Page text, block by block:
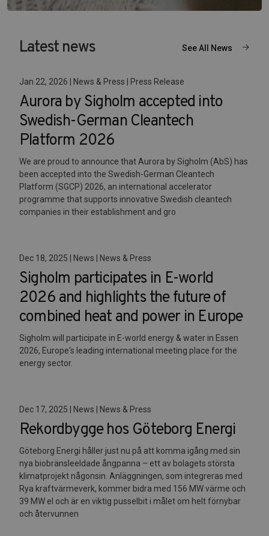
Latest news See All News
Jan 22, 2026 | News & Press | Press Release
Aurora by Sigholm accepted into
Swedish-German Cleantech
Platform 2026
We are proud to announce that Aurora by Sigholm (AbS) has
been accepted into the Swedish-German Cleantech
Platform (SGCP) 2026, an international accelerator
programme that supports innovative Swedish cleantech
companies in their establishment and gro
Dec 18, 2025 | News | News & Press
Sigholm participates in E-world
2026 and highlights the future of
combined heat and power in Europe
Sigholm will participate in E-world energy & water in Essen
2026, Europe's leading international meeting place for the
energy sector.
Dec 17, 2025 | News | News & Press
Rekordbygge hos Göteborg Energi
Göteborg Energi håller just nu på att komma igång med sin
nya biobränsleeldade ångpanna – ett av bolagets största
klimatprojekt någonsin. Anläggningen, som integreras med
Rya kraftvärmeverk, kommer bidra med 156 MW värme och
39 MW el och är en viktig pusselbit i målet om helt förnybar
och återvunnen